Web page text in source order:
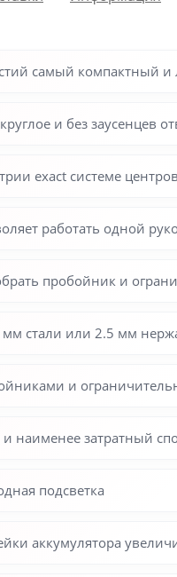
самый компактный
и без заусенцев
exact системе
работать одной
пробойник и
мм стали или 2.5 мм
и
затратный
подсветка
аккумулятора